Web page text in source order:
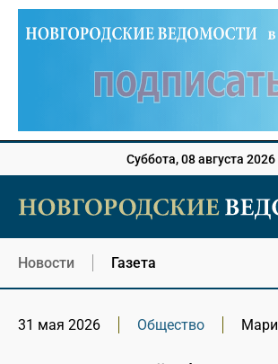
Суббота, 08 августа 2026
Новости Газета
31 мая 2026 Общество